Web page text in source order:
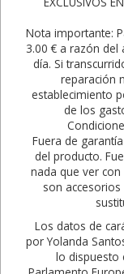
Nota importante:
3.00 € a razón
día. Si
reparación
establecimiento
de los
Fuera de
del producto.
nada que ver
son
Los datos de
por Yolanda
lo dispuesto